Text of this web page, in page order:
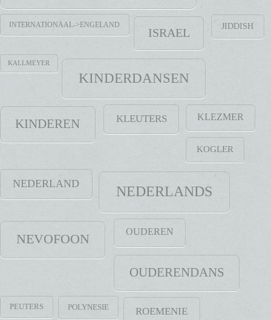
INTERNATIONAAL->ENGELAND
ISRAEL
JIDDISH
KALLMEYER
KINDERDANSEN
KINDEREN KLEUTERS KLEZMER
KOGLER
NEDERLAND NEDERLANDS
NEVOFOON OUDEREN
OUDERENDANS
PEUTERS POLYNESIE ROEMENIE